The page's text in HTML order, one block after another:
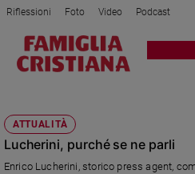
Attualità
Politica
Mondo
Economia
Riflessioni Foto Video Podcast
Privacy Policy Chi siamo
Registrati Redazione
ATTUALITÀ
Lucherini, purché se ne parli
Enrico Lucherini, storico press agent,